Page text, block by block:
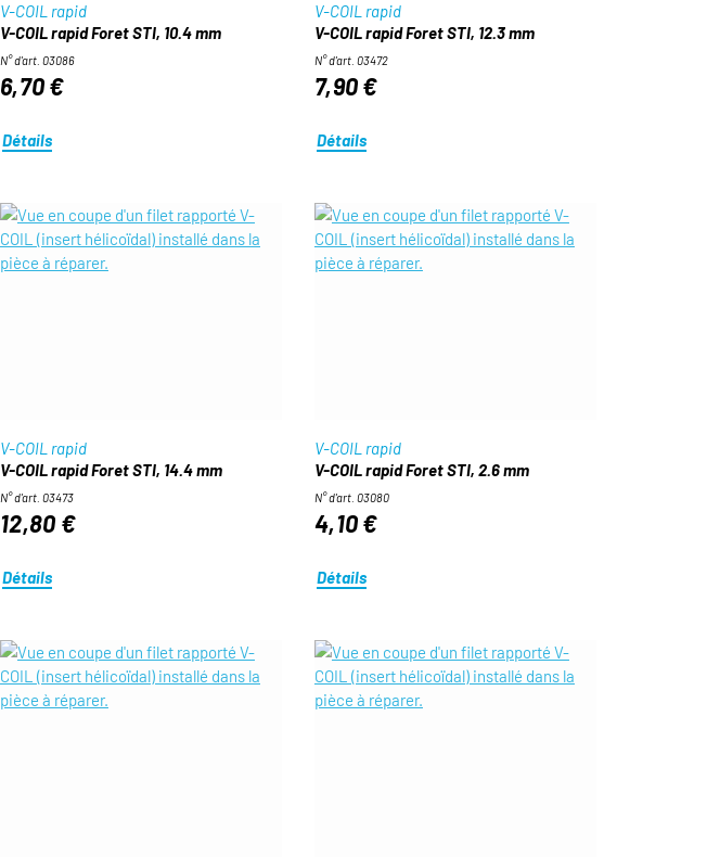
V-COIL rapid
V-COIL rapid Foret STI, 10.4 mm
N° d'art. 03086
6,70 €
Détails
V-COIL rapid
V-COIL rapid Foret STI, 12.3 mm
N° d'art. 03472
7,90 €
Détails
V-COIL rapid
V-COIL rapid Foret STI, 14.4 mm
N° d'art. 03473
12,80 €
Détails
V-COIL rapid
V-COIL rapid Foret STI, 2.6 mm
N° d'art. 03080
4,10 €
Détails